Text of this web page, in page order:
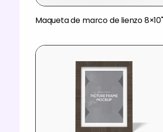
Maqueta de marco de lienzo 8×10"